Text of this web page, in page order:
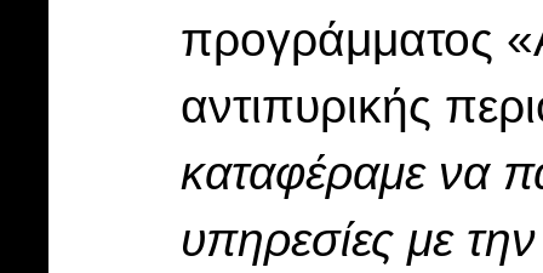
προγράμματος
αντιπυρικής
καταφέραμε να
υπηρεσίες με